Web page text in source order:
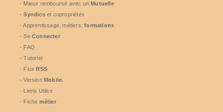
- Mieux remboursé avec unMutuelle
-Syndicset copropriétés
- Apprentissage, métiers,formations
- Se Connecter
- FAQ
- Tutoriel
- FluxRSS
- Version Mobile.
- Liens Utiles
- Fiche métier